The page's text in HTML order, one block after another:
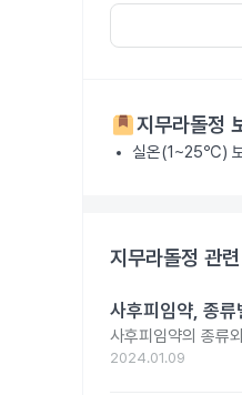
지무라돌정
실온(1~25℃)
지무라돌정 관
사후피임약, 종
사후피임약의 종류
2024.01.09